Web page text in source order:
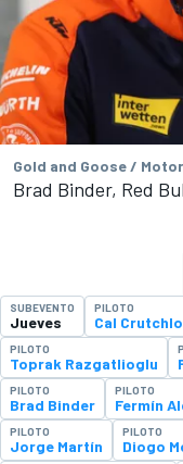
Gold and Goose /
Brad Binder, Red
SUBEVENTO
Jueves
PILOTO
Cal
PILOTO
Toprak Razgatlioglu
PILOTO
Brad Binder
PILOTO
Fermín
PILOTO
Jorge Martín
PILOTO
Diogo